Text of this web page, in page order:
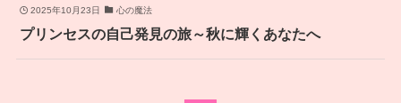
2025年10月23日 心の魔法
プリンセスの自己発見の旅～秋に輝くあなたへ